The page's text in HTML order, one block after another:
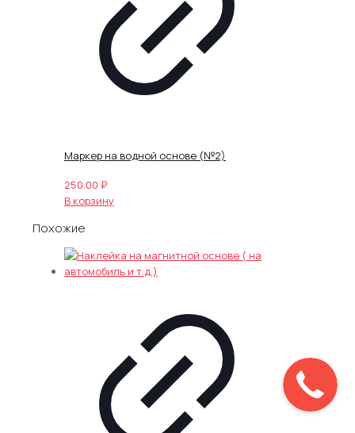
Маркер на водной основе (№2)
250.00 ₽
В корзину
Похожие